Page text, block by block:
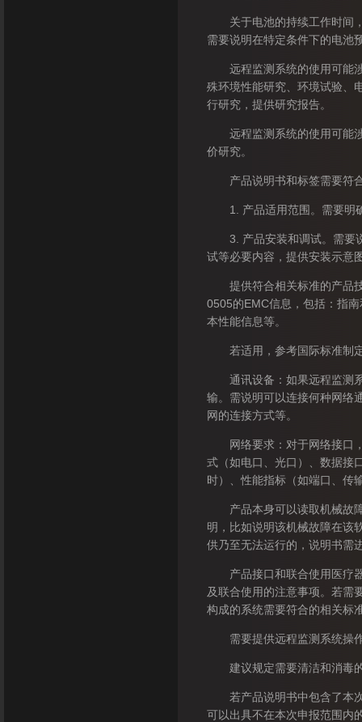
关于电池的持续工作时间，
需要说明在特定条件下的电池
远程监测系统的使用可能涉
殊环境性能研究、环境试验、
行研究，提供研究报告。
远程监测系统的使用可能涉
价研究。
产品说明书和标签需要符合
1. 产品适用范围。需要明确
3. 产品安装和调试。需要说
试等必要内容，提供安装示意
提供符合相关标准的产品技
0505的EMC信息，包括：指
本性能信息等。
若适用，参考国际标准制定
通讯设备：如果远程监测系
输。需说明可以连接何种网络
网的连接方式等。
网络要求：对于网络接口，
式（如电口、光口）、数据接
时）、性能指标（如端口、传
产品本身可以读取机械故障
明，比如说明该机械故障在该
供乃至无法运行的，说明书需
产品接口和联合使用医疗器
及联合使用的注意事项。若需
构成的系统需要符合的相关标
需要提供远程监测系统操作
建议规定需要清洁和消毒的
若产品说明书中包含了本次
可以出具不在本次申报范围内